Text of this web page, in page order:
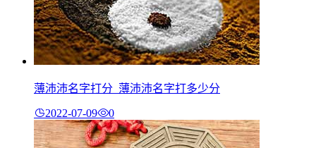
薄沛沛名字打分_薄沛沛名字打多少分
2022-07-09 0